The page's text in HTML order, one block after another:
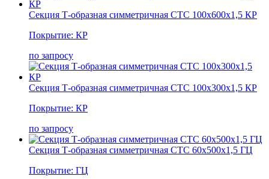
Секция Т-образная симметричная СТС 100х600х1,5 КР
Покрытие: КР
по запросу
Секция Т-образная симметричная СТС 100х300х1,5 КР
Покрытие: КР
по запросу
Секция Т-образная симметричная СТС 60х500х1,5 ГЦ
Покрытие: ГЦ